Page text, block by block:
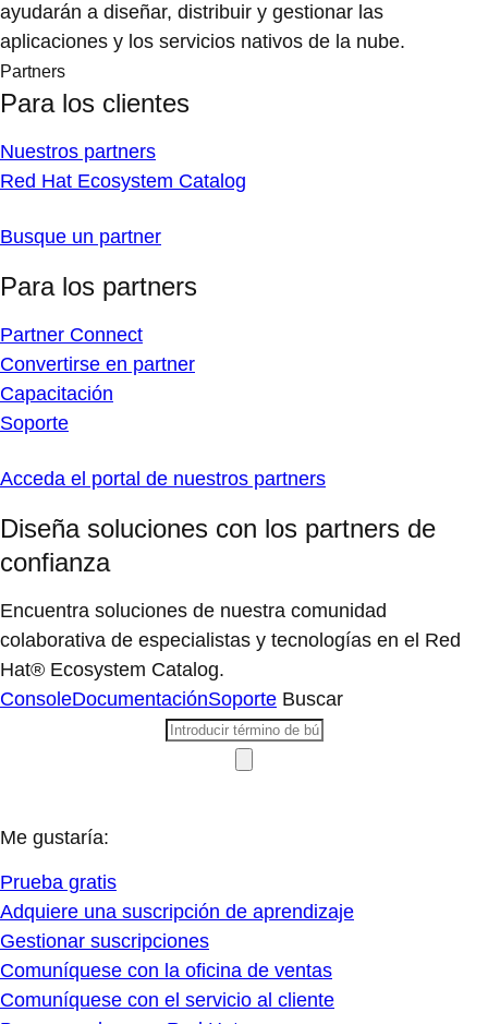
ayudarán a diseñar, distribuir y gestionar las
aplicaciones y los servicios nativos de la nube.
Partners
Para los clientes
Nuestros partners
Red Hat Ecosystem Catalog
Busque un partner
Para los partners
Partner Connect
Convertirse en partner
Capacitación
Soporte
Acceda el portal de nuestros partners
Diseña soluciones con los partners de
confianza
Encuentra soluciones de nuestra comunidad
colaborativa de especialistas y tecnologías en el Red
Hat® Ecosystem Catalog.
ConsoleDocumentaciónSoporte Buscar
Me gustaría:
Prueba gratis
Adquiere una suscripción de aprendizaje
Gestionar suscripciones
Comuníquese con la oficina de ventas
Comuníquese con el servicio al cliente